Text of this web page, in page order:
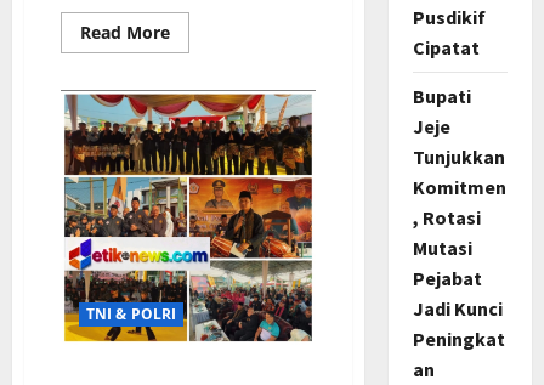
Read MoreRead
more
III/Siliwangi
Taklukkan
Kodiklatad
7-
1,
Pangdam
Sumbang
Empat
Gol
pada
Laga
Mini
Soccer
Persahabatan
TNI & POLRI
Pusdikif
Cipatat
Bupati
Jeje
Tunjukkan
Komitmen
, Rotasi
Mutasi
Pejabat
Jadi Kunci
Peningkat
an